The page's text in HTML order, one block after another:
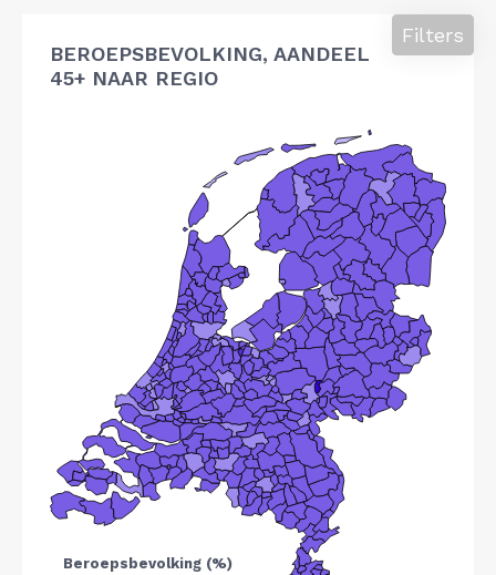
BEROEPSBEVOLKING, AANDEEL
45+ NAAR REGIO
Filters